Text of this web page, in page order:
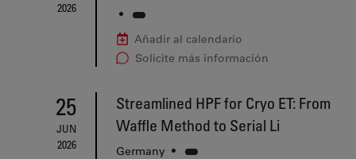
2026
•
Añadir al calendario
Solicite más información
25
JUN
2026
Streamlined HPF for Cryo ET: From
Waffle Method to Serial Li
Germany •